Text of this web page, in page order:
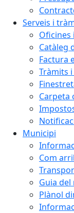
Serveis i
Oficines
Catàleg
Factura
Tràmits
Carpeta
Municipi
Com
Guia
Plànol